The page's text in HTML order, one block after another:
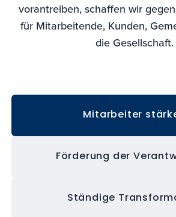
vorantreiben, schaffen wir
für Mitarbeitende, Kunden,
die Gesellschaft.
Mitarbeiter
Förderung der
Ständige